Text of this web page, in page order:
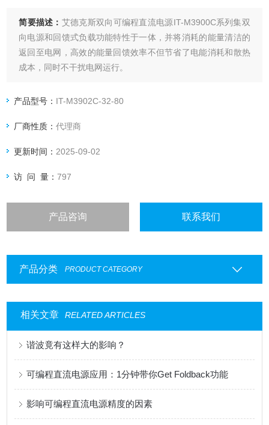
简要描述： 艾德克斯双向可编程直流电源IT-M3900C系列集双
向电源和回馈式负载功能特性于一体，并将消耗的能量清洁的
返回至电网，高效的能量回馈效率不但节省了电能消耗和散热
成本，同时不干扰电网运行。
产品型号： IT-M3902C-32-80
厂商性质：代理商
更新时间： 2025-09-02
访 问 量：797
产品咨询 联系我们
产品分类 PRODUCT CATEGORY
相关文章 RELATED ARTICLES
谐波竟有这样大的影响？
可编程直流电源应用：1分钟带你Get Foldback功能
影响可编程直流电源精度的因素